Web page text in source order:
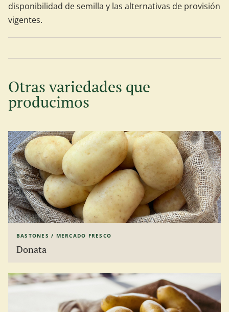
disponibilidad de semilla y las alternativas de provisión
vigentes.
Otras variedades que
producimos
BASTONES / MERCADO FRESCO
Donata